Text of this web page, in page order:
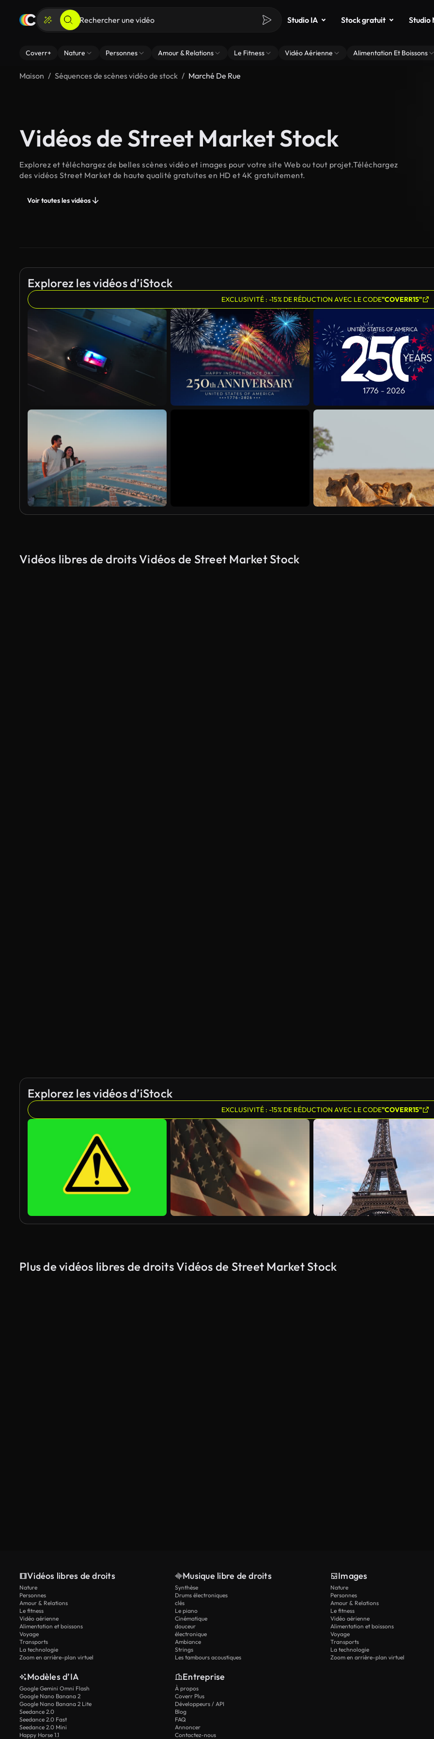
Studio IA Stock gratuit Studio
Coverr+ Nature Personnes Amour & Relations Le Fitness Vidéo Aérienne Alimentation Et Boissons
Maison Séquences de scènes vidéo de stock Marché De Rue
Vidéos de Street Market Stock
Explorez et téléchargez de belles scènes vidéo et images pour votre site Web ou tout projet.Téléchargez
des vidéos Street Market de haute qualité gratuites en HD et 4K gratuitement.
Voir toutes les vidéos
Explorez les vidéos d’iStock
EXCLUSIVITÉ : -15% DE RÉDUCTION AVEC LE CODE"COVERR15"
Vidéos libres de droits Vidéos de Street Market Stock
Explorez les vidéos d’iStock
EXCLUSIVITÉ : -15% DE RÉDUCTION AVEC LE CODE"COVERR15"
Plus de vidéos libres de droits Vidéos de Street Market Stock
Vidéos libres de droits
Nature
Personnes
Amour & Relations
Le fitness
Vidéo aérienne
Alimentation et boissons
Voyage
Transports
La technologie
Zoom en arrière-plan virtuel
Musique libre de droits
Synthèse
Drums électroniques
clés
Le piano
Cinématique
douceur
électronique
Ambiance
Strings
Les tambours acoustiques
Images
Nature
Personnes
Amour & Relations
Le fitness
Vidéo aérienne
Alimentation et boissons
Voyage
Transports
La technologie
Zoom en arrière-plan virtuel
Modèles d’IA
Google Gemini Omni Flash
Google Nano Banana 2
Google Nano Banana 2 Lite
Seedance 2.0
Seedance 2.0 Fast
Seedance 2.0 Mini
Happy Horse 1.1
Entreprise
À propos
Coverr Plus
Développeurs / API
Blog
FAQ
Annoncer
Contactez-nous